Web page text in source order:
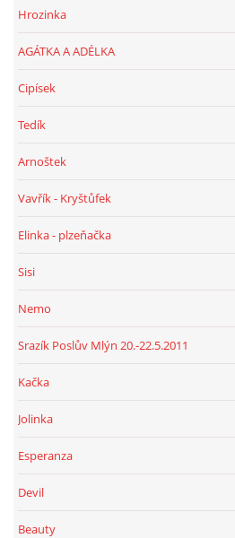
Hrozinka
AGÁTKA A ADÉLKA
Cipísek
Tedík
Arnoštek
Vavřík - Kryštůfek
Elinka - plzeňačka
Sisi
Nemo
Srazík Poslův Mlýn 20.-22.5.2011
Kačka
Jolinka
Esperanza
Devil
Beauty